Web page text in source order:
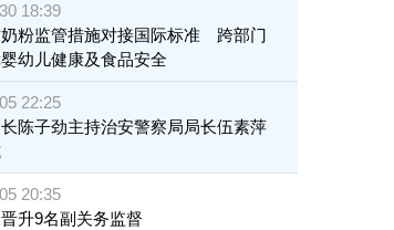
18:39
粉监管措施对接国际标准 跨部门
幼儿健康及食品安全
22:25
陈子劲主持治安警察局局长伍素萍
20:35
升9名副关务监督